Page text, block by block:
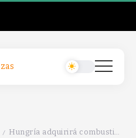
/ Hungría adquirirá combustible nuclear de Estados Unidos para reducir su dependencia de Rusia.